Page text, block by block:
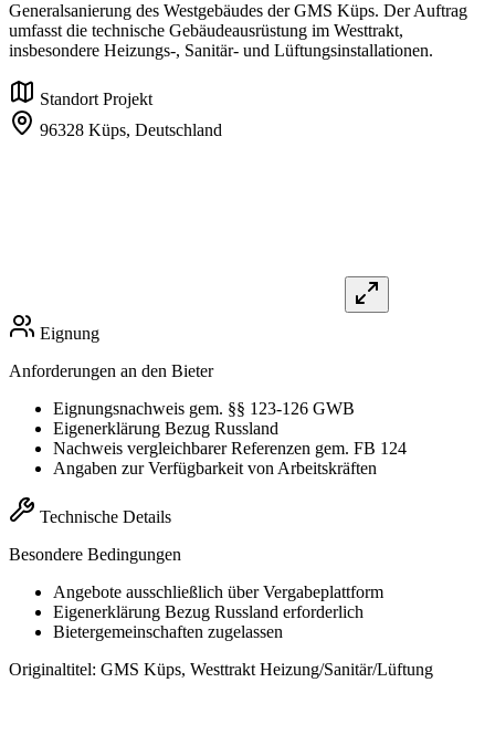
Generalsanierung des Westgebäudes der GMS Küps. Der Auftrag
umfasst die technische Gebäudeausrüstung im Westtrakt,
insbesondere Heizungs-, Sanitär- und Lüftungsinstallationen.
Standort Projekt
96328 Küps, Deutschland
Eignung
Anforderungen an den Bieter
Eignungsnachweis gem. §§ 123-126 GWB
Eigenerklärung Bezug Russland
Nachweis vergleichbarer Referenzen gem. FB 124
Angaben zur Verfügbarkeit von Arbeitskräften
Technische Details
Besondere Bedingungen
Angebote ausschließlich über Vergabeplattform
Eigenerklärung Bezug Russland erforderlich
Bietergemeinschaften zugelassen
Originaltitel: GMS Küps, Westtrakt Heizung/Sanitär/Lüftung